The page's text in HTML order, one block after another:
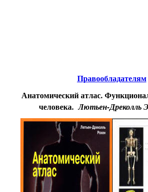
Правообладателям
Анатомический атлас.
человека.Лютьен-Дреколль